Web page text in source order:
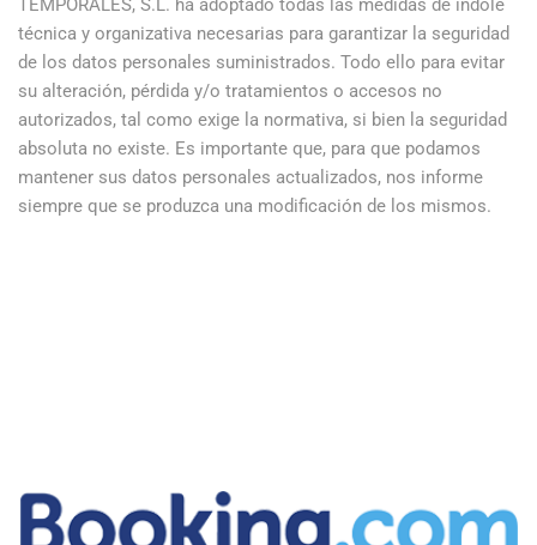
TEMPORALES, S.L. ha adoptado todas las medidas de índole
técnica y organizativa necesarias para garantizar la seguridad
de los datos personales suministrados. Todo ello para evitar
su alteración, pérdida y/o tratamientos o accesos no
autorizados, tal como exige la normativa, si bien la seguridad
absoluta no existe. Es importante que, para que podamos
mantener sus datos personales actualizados, nos informe
siempre que se produzca una modificación de los mismos.